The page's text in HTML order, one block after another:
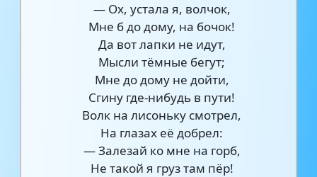
— Ох, устала я, волчок,
Мне б до дому, на бочок!
Да вот лапки не идут,
Мысли тёмные бегут;
Мне до дому не дойти,
Сгину где-нибудь в пути!
Волк на лисоньку смотрел,
На глазах её добрел:
— Залезай ко мне на горб,
Не такой я груз там пёр!